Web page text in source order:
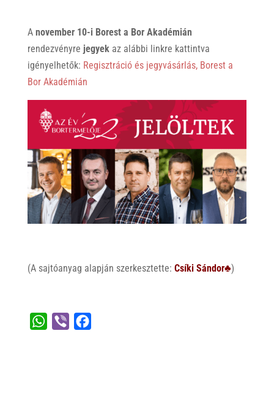
A november 10-i Borest a Bor Akadémián
rendezvényre jegyekaz alábbi linkre kattintva
igényelhetők: Regisztráció és jegyvásárlás, Borest a
Bor Akadémián
(A sajtóanyag alapján szerkesztette: Csíki Sándor♣)